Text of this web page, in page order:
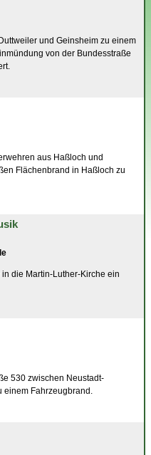
und Geinsheim zu einem
von der Bundesstraße
aus Haßloch und
Flächenbrand in Haßloch zu
die Martin-Luther-Kirche ein
530 zwischen Neustadt-
einem Fahrzeugbrand.